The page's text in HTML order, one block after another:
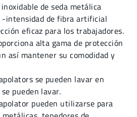
de seda metálica
intensidad de fibra artificial
eficaz para los trabajadores.
alta gama de protección
así mantener su comodidad y
se pueden lavar en
pueden lavar.
pueden utilizarse para